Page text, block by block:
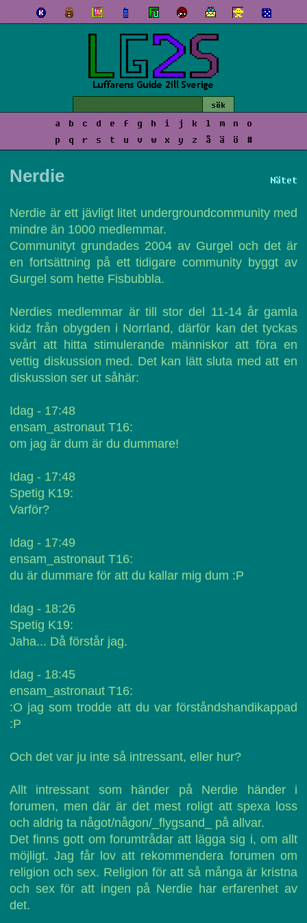
a b c d e f g h i j k l m n
o
p
q r s t u v w x y z å ä ö #
Nätet
Nerdie
Nerdie är ett jävligt litet undergroundcommunity med
mindre än 1000 medlemmar.
Communityt grundades 2004 av Gurgel och det är
en fortsättning på ett tidigare community byggt av
Gurgel som hette Fisbubbla.
Nerdies medlemmar är till stor del 11-14 år gamla
kidz från obygden i Norrland, därför kan det tyckas
svårt att hitta stimulerande människor att föra en
vettig diskussion med. Det kan lätt sluta med att en
diskussion ser ut såhär:
Idag - 17:48
ensam_astronaut T16:
om jag är dum är du dummare!
Idag - 17:48
Spetig K19:
Varför?
Idag - 17:49
ensam_astronaut T16:
du är dummare för att du kallar mig dum :P
Idag - 18:26
Spetig K19:
Jaha... Då förstår jag.
Idag - 18:45
ensam_astronaut T16:
:O jag som trodde att du var förståndshandikappad
:P
Och det var ju inte så intressant, eller hur?
Allt intressant som händer på Nerdie händer i
forumen, men där är det mest roligt att spexa loss
och aldrig ta något/någon/_flygsand_ på allvar.
Det finns gott om forumtrådar att lägga sig i, om allt
möjligt. Jag får lov att rekommendera forumen om
religion och sex. Religion för att så många är kristna
och sex för att ingen på Nerdie har erfarenhet av
det.